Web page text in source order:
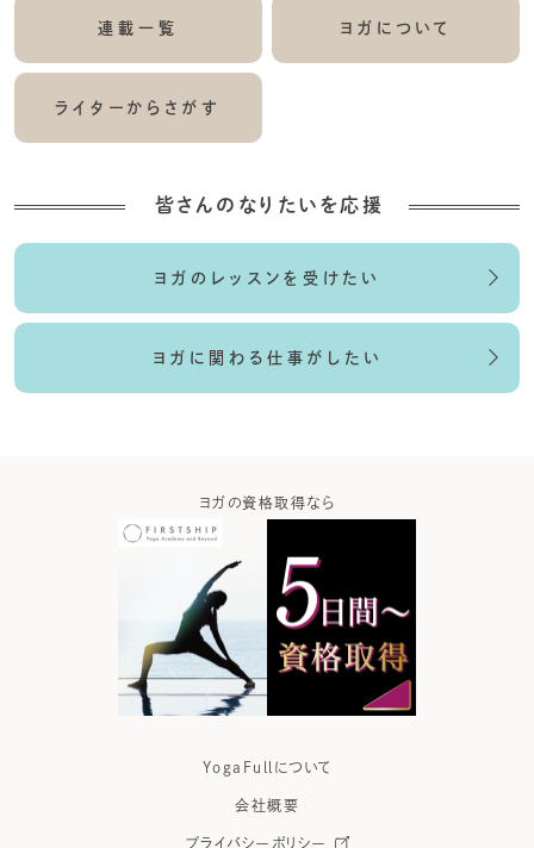
連載一覧 ヨガについて
ライターからさがす
皆さんのなりたいを応援
ヨガのレッスンを受けたい
ヨガに関わる仕事がしたい
ヨガの資格取得なら
YogaFullについて
会社概要
プライバシーポリシー